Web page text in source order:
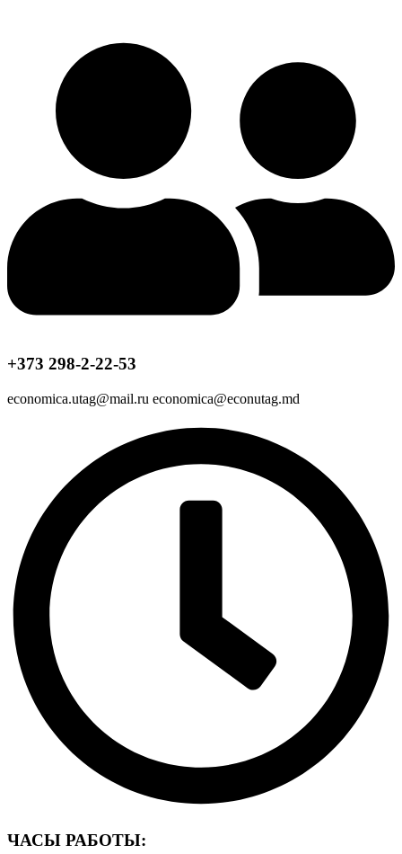
+373 298-2-22-53
economica.utag@mail.ru economica@econutag.md
ЧАСЫ РАБОТЫ: